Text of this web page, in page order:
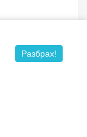
Разбрах!